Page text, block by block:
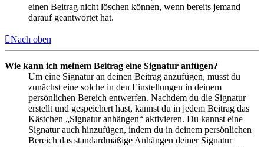
einen Beitrag nicht löschen können, wenn bereits jemand
darauf geantwortet hat.
Nach oben
Wie kann ich meinem Beitrag eine Signatur anfügen?
Um eine Signatur an deinen Beitrag anzufügen, musst du
zunächst eine solche in den Einstellungen in deinem
persönlichen Bereich entwerfen. Nachdem du die Signatur
erstellt und gespeichert hast, kannst du in jedem Beitrag das
Kästchen „Signatur anhängen“ aktivieren. Du kannst eine
Signatur auch hinzufügen, indem du in deinem persönlichen
Bereich das standardmäßige Anhängen deiner Signatur